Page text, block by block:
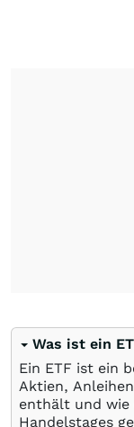
Was ist ein
Ein ETF ist ein
Aktien,
enthält und wie
Handelstages